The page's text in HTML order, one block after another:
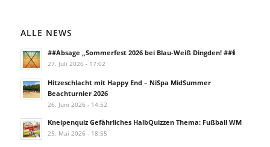
ALLE NEWS
##Absage „Sommerfest 2026 bei Blau-Weiß Dingden! ##🕯️
27. Juli 2026 - 17:02
Hitzeschlacht mit Happy End – NiSpa MidSummer
Beachturnier 2026
26. Juni 2026 - 14:52
Kneipenquiz Gefährliches HalbQuizzen Thema: Fußball WM
25. Mai 2026 - 18:55